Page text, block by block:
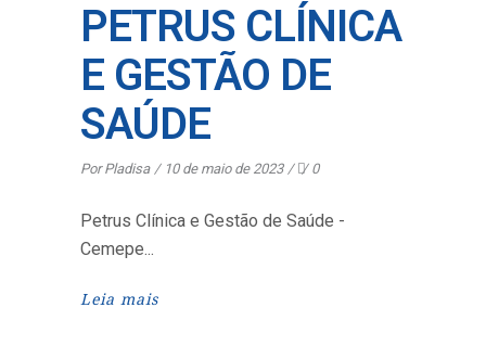
PETRUS CLÍNICA
E GESTÃO DE
SAÚDE
Por Pladisa 10 de maio de 2023 0
Petrus Clínica e Gestão de Saúde -
Cemepe
Leia mais